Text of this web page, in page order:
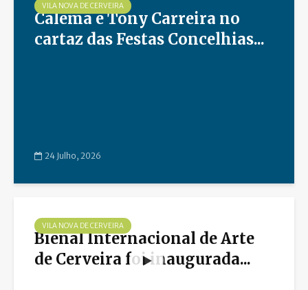
VILA NOVA DE CERVEIRA
Calema e Tony Carreira no
cartaz das Festas Concelhias...
24 Julho, 2026
VILA NOVA DE CERVEIRA
Bienal Internacional de Arte
de Cerveira foi inaugurada...